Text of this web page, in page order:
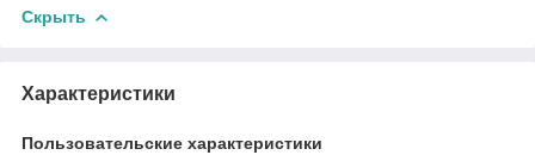
Скрыть
Характеристики
Пользовательские характеристики